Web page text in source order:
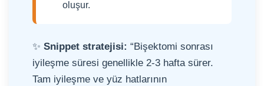
oluşur.
✨ Snippet stratejisi: “Bişektomi sonrası
iyileşme süresi genellikle 2-3 hafta sürer.
Tam iyileşme ve yüz hatlarının